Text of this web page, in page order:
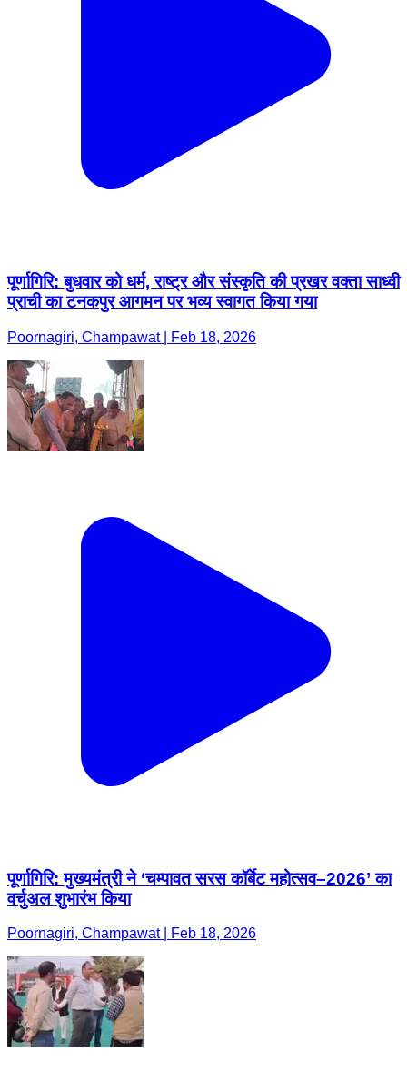
पूर्णागिरि: बुधवार को धर्म, राष्ट्र और संस्कृति की प्रखर वक्ता साध्वी
प्राची का टनकपुर आगमन पर भव्य स्वागत किया गया
Poornagiri, Champawat | Feb 18, 2026
पूर्णागिरि: मुख्यमंत्री ने ‘चम्पावत सरस कॉर्बेट महोत्सव–2026’ का
वर्चुअल शुभारंभ किया
Poornagiri, Champawat | Feb 18, 2026